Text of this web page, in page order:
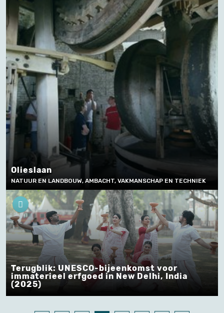
Terugblik: UNESCO-bijeenkomst voor
immaterieel erfgoed in New Delhi, India
(2025)
Olieslaan
NATUUR EN LANDBOUW, AMBACHT, VAKMANSCHAP EN TECHNIEK